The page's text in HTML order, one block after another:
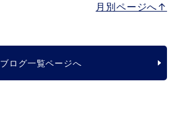
月別ページへ↑
ブログ一覧ページへ